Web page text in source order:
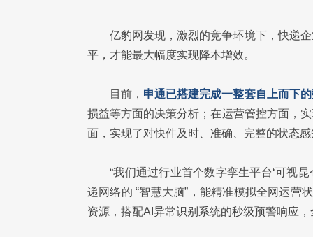
亿豹网发现，激烈的竞争环境下，快递
平，才能最大幅度实现降本增效。
目前， 申通已搭建完成一整套自上而下
损益等方面的决策分析；在运营管控方面，
面，实现了对快件及时、准确、完整的状态
“我们通过行业首个数字孪生平台‘可视
递网络的 “智慧大脑”，能精准模拟全网运营
资源，搭配AI异常识别系统的秒级预警响应